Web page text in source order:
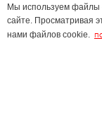
Мы используем файлы
сайте. Просматривая
нами файлов cookie.